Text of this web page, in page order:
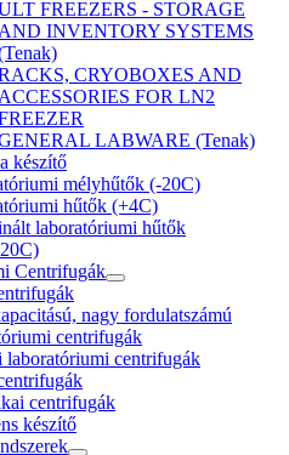
FREEZERS - STORAGE
AND INVENTORY SYSTEMS
CRYOBOXES AND
ACCESSORIES FOR LN2
LABWARE (Tenak)
készítő
mélyhűtők (-20C)
hűtők (+4C)
laboratóriumi hűtők
Centrifugák
nagy fordulatszámú
centrifugák
laboratóriumi centrifugák
centrifugák
készítő